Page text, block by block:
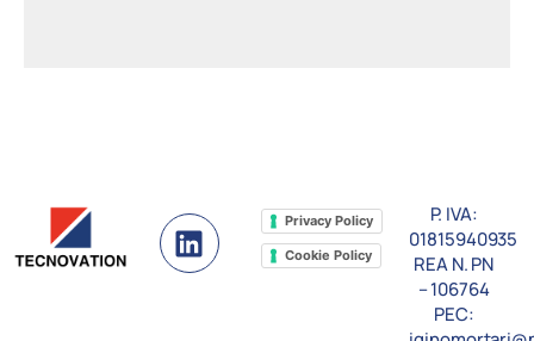
L
i
n
Privacy Policy
Cookie Policy
P. IVA:
01815940935
REA N. PN
– 106764
PEC: